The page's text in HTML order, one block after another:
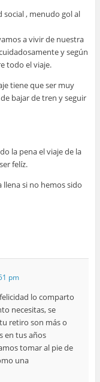
social , menudo gol al
a vivir de nuestra
y según
todo el viaje.
tiene que ser muy
bajar de tren y seguir
la pena el viaje de la
felíz.
llena si no hemos sido
pm
lo comparto
necesitas, se
retiro son más o
en tus años
tomar al pie de
una